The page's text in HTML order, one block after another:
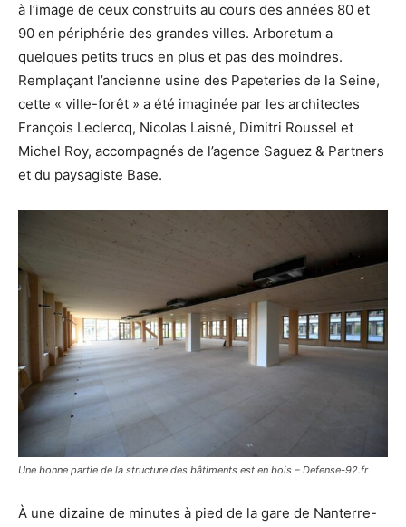
à l’image de ceux construits au cours des années 80 et
90 en périphérie des grandes villes. Arboretum a
quelques petits trucs en plus et pas des moindres.
Remplaçant l’ancienne usine des Papeteries de la Seine,
cette « ville-forêt » a été imaginée par les architectes
François Leclercq, Nicolas Laisné, Dimitri Roussel et
Michel Roy, accompagnés de l’agence Saguez & Partners
et du paysagiste Base.
Une bonne partie de la structure des bâtiments est en bois – Defense-92.fr
À une dizaine de minutes à pied de la gare de Nanterre-